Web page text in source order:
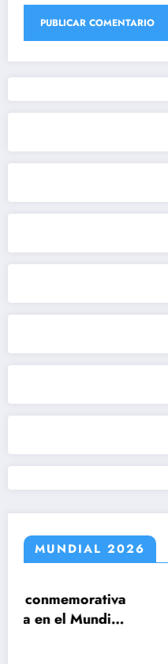
MUNDIAL 2026
Mundial
Claudio
le